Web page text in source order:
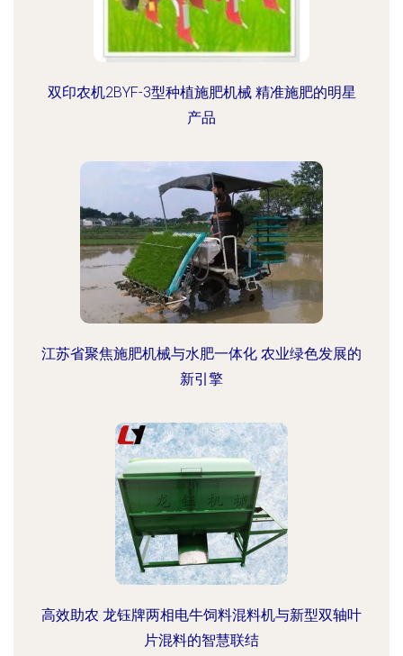
双印农机2BYF-3型种植施肥机械 精准施肥的明星
产品
江苏省聚焦施肥机械与水肥一体化 农业绿色发展的
新引擎
高效助农 龙钰牌两相电牛饲料混料机与新型双轴叶
片混料的智慧联结